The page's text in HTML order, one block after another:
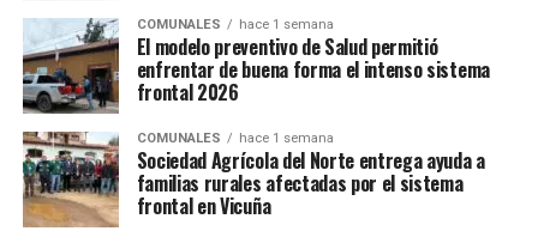
COMUNALES hace 1 semana
El modelo preventivo de Salud permitió
enfrentar de buena forma el intenso sistema
frontal 2026
COMUNALES hace 1 semana
Sociedad Agrícola del Norte entrega ayuda a
familias rurales afectadas por el sistema
frontal en Vicuña